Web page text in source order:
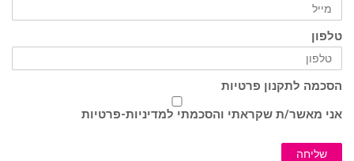
טלפון
הסכמה לתקנון פרטיות
אני מאשר/ת שקראתי והסכמתי למדיניות-פרטיות
שליחה